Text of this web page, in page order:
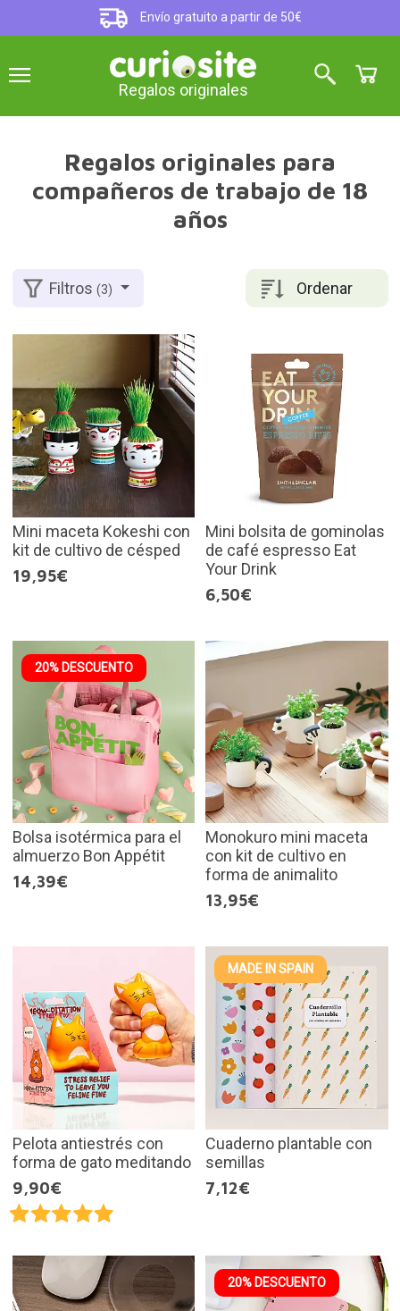
Envío gratuito a partir de 50€
Regalos originales
Regalos originales para
compañeros de trabajo de 18
años
Ordenar
Filtros(3)
Mini maceta Kokeshi con
kit de cultivo de césped
19,95€
Mini bolsita de gominolas
de café espresso Eat
Your Drink
6,50€
20% DESCUENTO
Bolsa isotérmica para el
almuerzo Bon Appétit
14,39€
Monokuro mini maceta
con kit de cultivo en
forma de animalito
13,95€
Pelota antiestrés con
forma de gato meditando
9,90€
MADE IN SPAIN
Cuaderno plantable con
semillas
7,12€
20% DESCUENTO